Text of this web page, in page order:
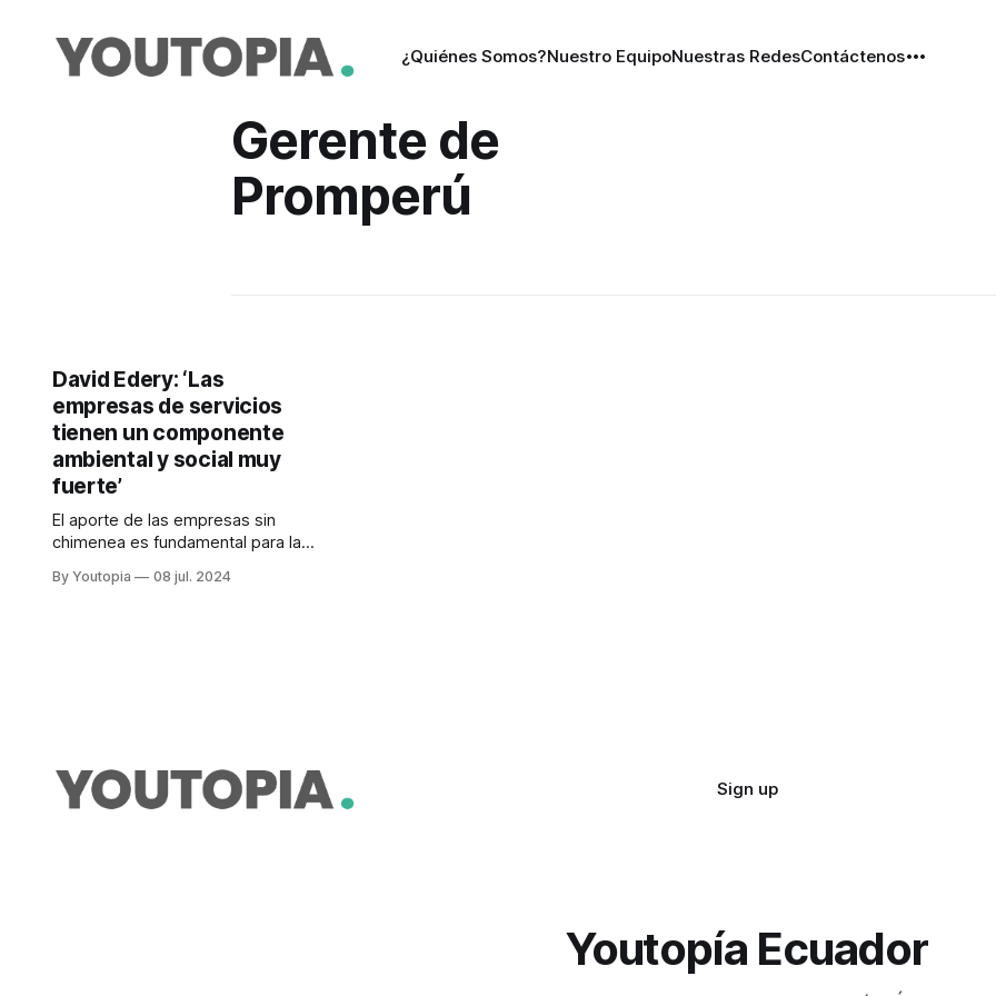
¿Quiénes Somos?Nuestro EquipoNuestras RedesContáctenos
Gerente de
Promperú
David Edery: ‘Las
empresas de servicios
tienen un componente
ambiental y social muy
fuerte’
El aporte de las empresas sin
chimenea es fundamental para la
destaca David Edery, gerente de
By Youtopia 08 jul. 2024
Sign up
Youtopía Ecuador